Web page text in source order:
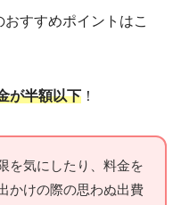
すすめポイントはこ
が半額以下 ！
を気にしたり、料金を
かけの際の思わぬ出費